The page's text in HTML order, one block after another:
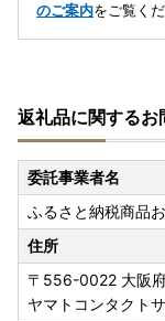
のご案内をご覧くだ
返礼品に関するお
委託事業者名
ふるさと納税商品
住所
〒556-0022 大阪
ヤマトコンタクト